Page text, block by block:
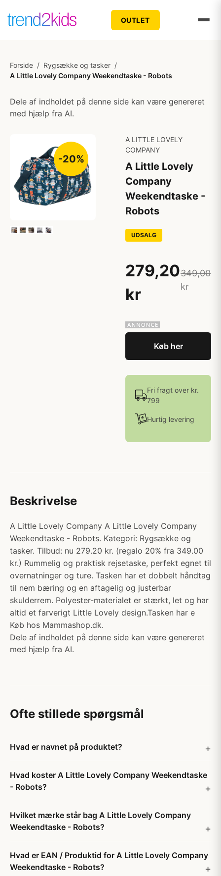
OUTLET
Forside / Rygsække og tasker /
A Little Lovely Company Weekendtaske - Robots
Dele af indholdet på denne side kan være genereret
med hjælp fra AI.
-20%
A LITTLE LOVELY
COMPANY
A Little Lovely
Company
Weekendtaske -
Robots
UDSALG
279,20
kr
349,00
kr
Køb her
Fri fragt over kr.
799
Hurtig levering
Beskrivelse
A Little Lovely Company A Little Lovely Company
Weekendtaske - Robots. Kategori: Rygsække og
tasker. Tilbud: nu 279.20 kr. (regalo 20% fra 349.00
kr.) Rummelig og praktisk rejsetaske, perfekt egnet til
overnatninger og ture. Tasken har et dobbelt håndtag
til nem bæring og en aftagelig og justerbar
skulderrem. Polyester-materialet er stærkt, let og har
altid et farverigt Little Lovely design.Tasken har e
Køb hos Mammashop.dk.
Dele af indholdet på denne side kan være genereret
med hjælp fra AI.
Ofte stillede spørgsmål
Hvad er navnet på produktet?
Hvad koster A Little Lovely Company Weekendtaske
- Robots?
Hvilket mærke står bag A Little Lovely Company
Weekendtaske - Robots?
Hvad er EAN / Produktid for A Little Lovely Company
Weekendtaske - Robots?